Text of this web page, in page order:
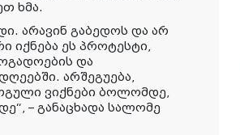
ხმა.
არავინ გაბედოს და არ
ეს პროტესტი,
და
არშეგუება,
ვიქნები ბოლომდე,
– განაცხადა სალომე